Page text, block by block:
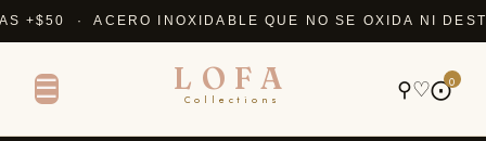
+$50 · ACERO INOXIDABLE QUE NO SE OXIDA NI
☰ LOFA
Collections ⚲♡⨀0